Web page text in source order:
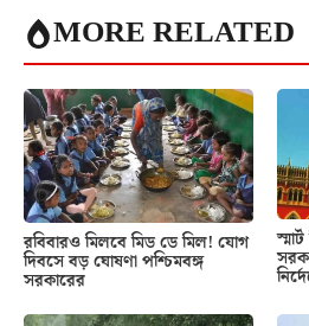
MORE RELATED
রবিবারও মিলবে মিড ডে মিল! যোগ
দিবসে বড় ঘোষণা পশ্চিমবঙ্গ
সরকারের